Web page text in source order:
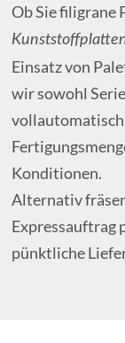
Ob Sie filigrane
Einsatz von
wir sowohl
Konditionen.
Alternativ
Expressauftrag
pünktliche